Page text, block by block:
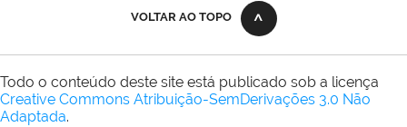
VOLTAR AO TOPO
Todo o conteúdo deste site está publicado sob a licença
Creative Commons Atribuição-SemDerivações 3.0 Não
Adaptada.